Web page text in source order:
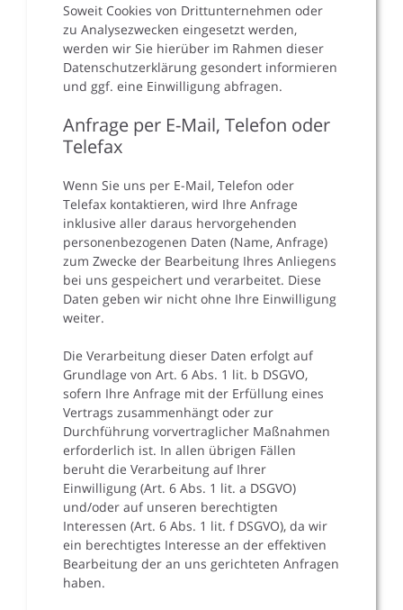
Soweit Cookies von Drittunternehmen oder
zu Analysezwecken eingesetzt werden,
werden wir Sie hierüber im Rahmen dieser
Datenschutzerklärung gesondert informieren
und ggf. eine Einwilligung abfragen.
Anfrage per E-Mail, Telefon oder
Telefax
Wenn Sie uns per E-Mail, Telefon oder
Telefax kontaktieren, wird Ihre Anfrage
inklusive aller daraus hervorgehenden
personenbezogenen Daten (Name, Anfrage)
zum Zwecke der Bearbeitung Ihres Anliegens
bei uns gespeichert und verarbeitet. Diese
Daten geben wir nicht ohne Ihre Einwilligung
weiter.
Die Verarbeitung dieser Daten erfolgt auf
Grundlage von Art. 6 Abs. 1 lit. b DSGVO,
sofern Ihre Anfrage mit der Erfüllung eines
Vertrags zusammenhängt oder zur
Durchführung vorvertraglicher Maßnahmen
erforderlich ist. In allen übrigen Fällen
beruht die Verarbeitung auf Ihrer
Einwilligung (Art. 6 Abs. 1 lit. a DSGVO)
und/oder auf unseren berechtigten
Interessen (Art. 6 Abs. 1 lit. f DSGVO), da wir
ein berechtigtes Interesse an der effektiven
Bearbeitung der an uns gerichteten Anfragen
haben.